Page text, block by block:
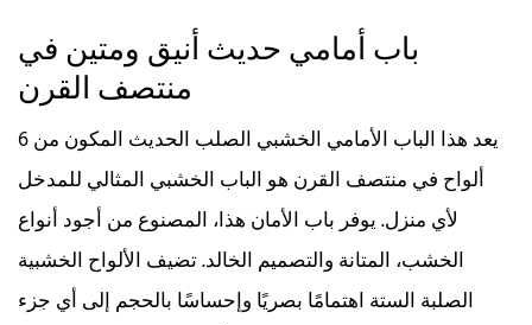
باب أمامي حديث أنيق ومتين في
يعد هذا الباب الأمامي الخشبي الصلب الحديث المكون من 6
ألواح في منتصف القرن هو الباب الخشبي المثالي للمدخل
لأي منزل. يوفر باب الأمان هذا، المصنوع من أجود أنواع
الخشب، المتانة والتصميم الخالد. تضيف الألواح الخشبية
الصلبة الستة اهتمامًا بصريًا وإحساسًا بالحجم إلى أي جزء